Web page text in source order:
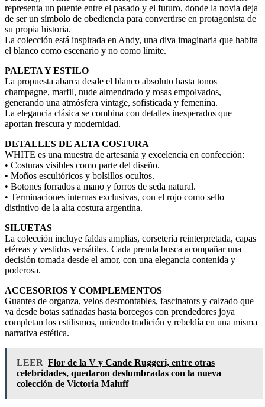
representa un puente entre el pasado y el futuro, donde la novia deja
de ser un símbolo de obediencia para convertirse en protagonista de
su propia historia.
La colección está inspirada en Andy, una diva imaginaria que habita
el blanco como escenario y no como límite.
PALETA Y ESTILO
La propuesta abarca desde el blanco absoluto hasta tonos
champagne, marfil, nude almendrado y rosas empolvados,
generando una atmósfera vintage, sofisticada y femenina.
La elegancia clásica se combina con detalles inesperados que
aportan frescura y modernidad.
DETALLES DE ALTA COSTURA
WHITE es una muestra de artesanía y excelencia en confección:
• Costuras visibles como parte del diseño.
• Moños escultóricos y bolsillos ocultos.
• Botones forrados a mano y forros de seda natural.
• Terminaciones internas exclusivas, con el rojo como sello
distintivo de la alta costura argentina.
SILUETAS
La colección incluye faldas amplias, corsetería reinterpretada, capas
etéreas y vestidos versátiles. Cada prenda busca acompañar una
decisión tomada desde el amor, con una elegancia contenida y
poderosa.
ACCESORIOS Y COMPLEMENTOS
Guantes de organza, velos desmontables, fascinators y calzado que
va desde botas satinadas hasta borcegos con prendedores joya
completan los estilismos, uniendo tradición y rebeldía en una misma
narrativa estética.
LEER Flor de la V y Cande Ruggeri, entre otras
celebridades, quedaron deslumbradas con la nueva
colección de Victoria Maluff